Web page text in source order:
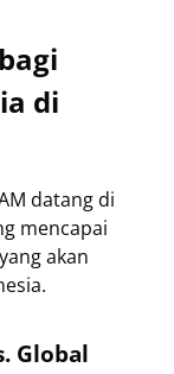
di
datang di
mencapai
akan
Global